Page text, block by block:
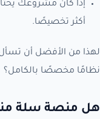
إذا كان مشروعك
أكثر تخصيصًا.
لهذا من الأفضل أن
نظامًا مخصصًا بالكامل؟
هل منصة سلة